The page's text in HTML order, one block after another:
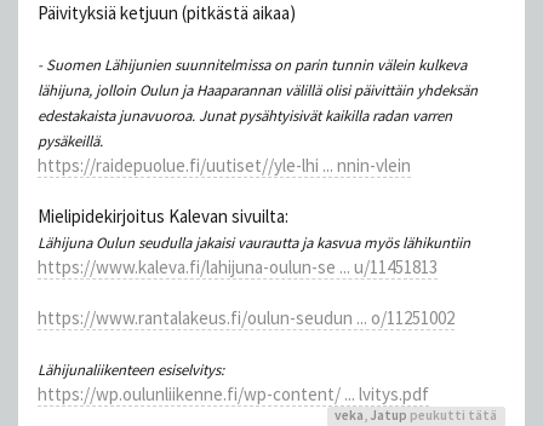
Päivityksiä ketjuun (pitkästä aikaa)
- Suomen Lähijunien suunnitelmissa on parin tunnin välein kulkeva
lähijuna, jolloin Oulun ja Haaparannan välillä olisi päivittäin yhdeksän
edestakaista junavuoroa. Junat pysähtyisivät kaikilla radan varren
pysäkeillä.
https://raidepuolue.fi/uutiset//yle-lhi ... nnin-vlein
Mielipidekirjoitus Kalevan sivuilta:
Lä­hi­ju­na Oulun seu­dul­la jakaisi vau­raut­ta ja kasvua myös lä­hi­kun­tiin
https://www.kaleva.fi/lahijuna-oulun-se ... u/11451813
https://www.rantalakeus.fi/oulun-seudun ... o/11251002
Lähijunaliikenteen esiselvitys:
https://wp.oulunliikenne.fi/wp-content/ ... lvitys.pdf
veka, Jatup peukutti tätä